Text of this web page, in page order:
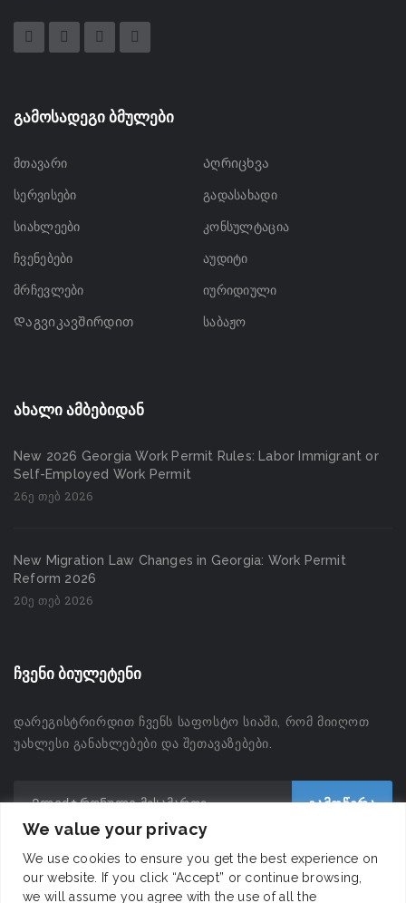
We value your privacy
We use cookies to ensure you get the best experience on
our website. If you click “Accept” or continue browsing,
we will assume you agree with the use of all the
გამოსადეგი ბმულები
მთავარი
სერვისები
სიახლეები
ჩვენებები
მრჩევლები
Დაგვიკავშირდით
Აღრიცხვა
გადასახადი
კონსულტაცია
აუდიტი
იურიდიული
საბაჟო
ახალი ამბებიდან
New 2026 Georgia Work Permit Rules: Labor Immigrant or
Self-Employed Work Permit
26ე თებ 2026
New Migration Law Changes in Georgia: Work Permit
Reform 2026
20ე თებ 2026
ჩვენი ბიულეტენი
დარეგისტრირდით ჩვენს საფოსტო სიაში, რომ მიიღოთ
უახლესი განახლებები და შეთავაზებები.